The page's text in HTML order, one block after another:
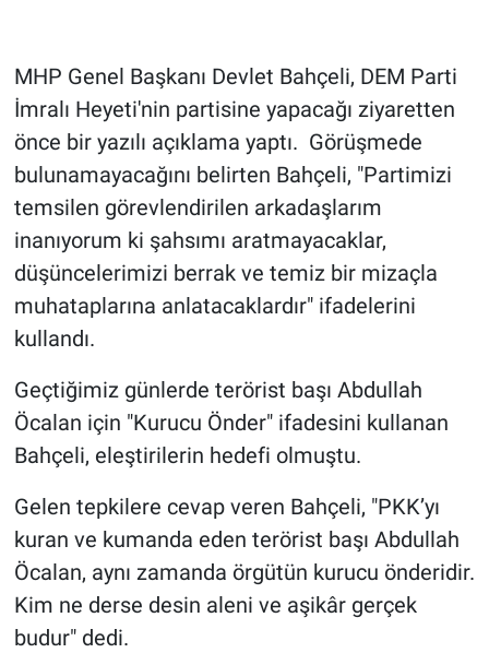
MHP Genel Başkanı Devlet Bahçeli, DEM Parti
İmralı Heyeti'nin partisine yapacağı ziyaretten
önce bir yazılı açıklama yaptı. Görüşmede
bulunamayacağını belirten Bahçeli, "Partimizi
temsilen görevlendirilen arkadaşlarım
inanıyorum ki şahsımı aratmayacaklar,
düşüncelerimizi berrak ve temiz bir mizaçla
muhataplarına anlatacaklardır" ifadelerini
kullandı.
Geçtiğimiz günlerde terörist başı Abdullah
Öcalan için "Kurucu Önder" ifadesini kullanan
Bahçeli, eleştirilerin hedefi olmuştu.
Gelen tepkilere cevap veren Bahçeli, "PKK’yı
kuran ve kumanda eden terörist başı Abdullah
Öcalan, aynı zamanda örgütün kurucu önderidir.
Kim ne derse desin aleni ve aşikâr gerçek
budur" dedi.
Günün görüntüsü
Haber
İlan
Koronavirüs
Kültür Sanat
Ne demişti
Nedir
Popüler
Programlar
Sağlık